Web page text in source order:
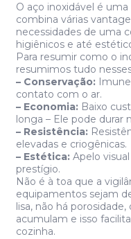
O aço inoxidável é
combina várias
necessidades de uma
higiênicos e até
Para resumir como o
resumimos tudo
– Conservação:
contato com o ar.
– Economia: Baixo
longa – Ele pode durar
– Resistência:
elevadas e criogênicas.
– Estética: Apelo
prestígio.
Não é à toa que a
equipamentos sejam
lisa, não há
acumulam e isso
cozinha.